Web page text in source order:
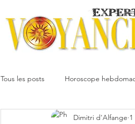
Tous les posts Horoscope
Votre communautéDimitri d'Alfange 1